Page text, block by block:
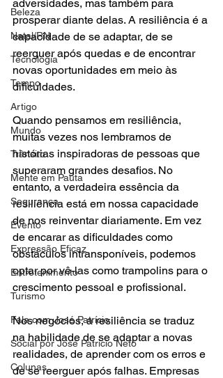
Beleza
Natal/RN
Tecnologia
Tempo
Artigo
Mundo
Trânsito
Mente em Pauta
Segurança
Evento
Expressão Eficaz
Entretenimento
Turismo
Fala com José Patrício
Social por José Patrício Neto
Colunas
adversidades, mas também para
prosperar diante delas. A resiliência é a
capacidade de se adaptar, de se
reerguer após quedas e de encontrar
novas oportunidades em meio às
dificuldades.
Quando pensamos em resiliência,
muitas vezes nos lembramos de
histórias inspiradoras de pessoas que
superaram grandes desafios. No
entanto, a verdadeira essência da
resiliência está em nossa capacidade
de nos reinventar diariamente. Em vez
de encarar as dificuldades como
obstáculos intransponíveis, podemos
optar por vê-las como trampolins para o
crescimento pessoal e profissional.
Nos negócios, a resiliência se traduz
na habilidade de se adaptar a novas
realidades, de aprender com os erros e
de se reerguer após falhas. Empresas